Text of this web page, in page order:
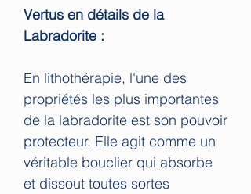
Vertus en détails de la
Labradorite :
En lithothérapie, l'une des
propriétés les plus importantes
de la labradorite est son pouvoir
protecteur. Elle agit comme un
véritable bouclier qui absorbe
et dissout toutes sortes